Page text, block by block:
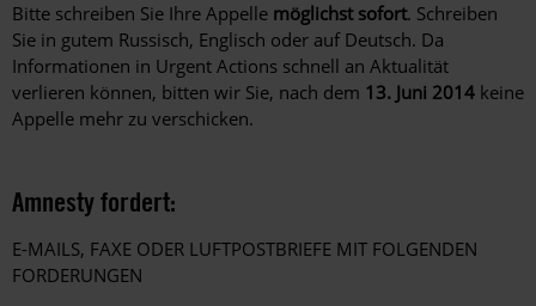
Bitte schreiben Sie Ihre Appelle möglichst sofort. Schreiben
Sie in gutem Russisch, Englisch oder auf Deutsch. Da
Informationen in Urgent Actions schnell an Aktualität
verlieren können, bitten wir Sie, nach dem 13. Juni 2014 keine
Appelle mehr zu verschicken.
Amnesty fordert:
E-MAILS, FAXE ODER LUFTPOSTBRIEFE MIT FOLGENDEN
FORDERUNGEN